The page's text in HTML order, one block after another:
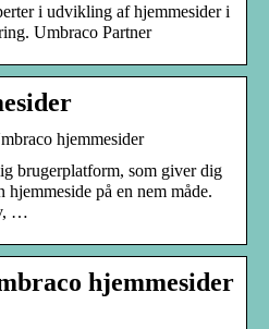
i udvikling af hjemmesider i
Umbraco Partner
hjemmesider
brugerplatform, som giver dig
på en nem måde.
…
hjemmesider